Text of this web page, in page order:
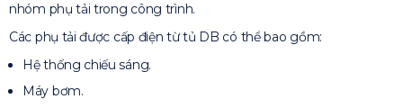
nhóm phụ tải trong công trình.
Các phụ tải được cấp điện từ tủ DB có thể bao gồm:
Hệ thống chiếu sáng.
Máy bơm.